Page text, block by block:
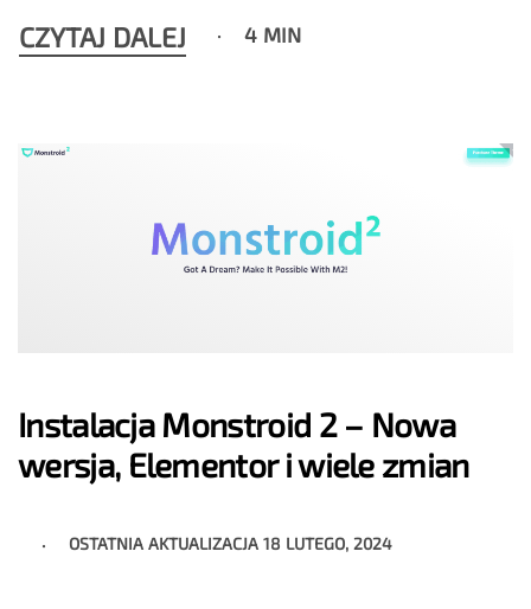
CZYTAJ DALEJ 4 MIN
Instalacja Monstroid 2 – Nowa
wersja, Elementor i wiele zmian
OSTATNIA AKTUALIZACJA18 LUTEGO, 2024